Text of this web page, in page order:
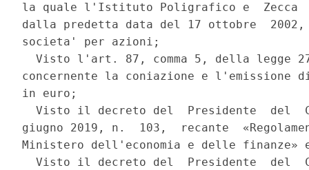
la quale l'Istituto Poligrafico e  Zecca
dalla predetta data del 17 ottobre
societa' per azioni;
Visto l'art. 87, comma 5, della legge
concernente la coniazione e
in euro;
Visto il decreto del  Presidente  del
giugno 2019, n.  103,  recante
Ministero dell'economia e delle
Visto il decreto del  Presidente  del